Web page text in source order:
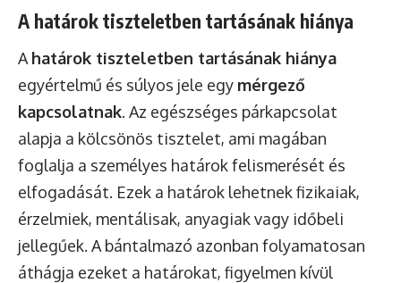
A határok tiszteletben tartásának hiánya
A határok tiszteletben tartásának hiánya
egyértelmű és súlyos jele egy mérgező
kapcsolatnak. Az egészséges párkapcsolat
alapja a kölcsönös tisztelet, ami magában
foglalja a személyes határok felismerését és
elfogadását. Ezek a határok lehetnek fizikaiak,
érzelmiek, mentálisak, anyagiak vagy időbeli
jellegűek. A bántalmazó azonban folyamatosan
áthágja ezeket a határokat, figyelmen kívül